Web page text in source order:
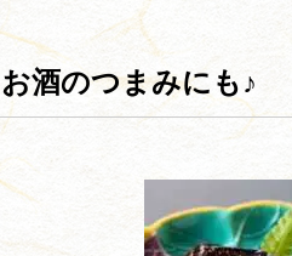
酒のつまみにも♪